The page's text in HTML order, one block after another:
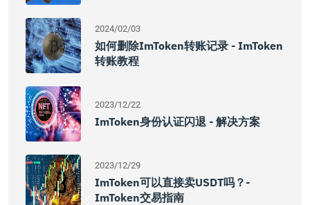
2024/02/03
如何删除imToken转账记录 - ImToken
转账教程
2023/12/22
ImToken身份认证闪退 - 解决方案
2023/12/29
ImToken可以直接卖USDT吗？-
ImToken交易指南